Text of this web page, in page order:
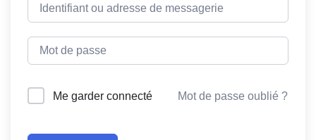
Me garder connecté Mot de passe oublié ?